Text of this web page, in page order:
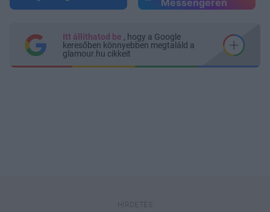
Itt állíthatod be , hogy a Google
keresőben könnyebben megtaláld a
glamour.hu cikkeit